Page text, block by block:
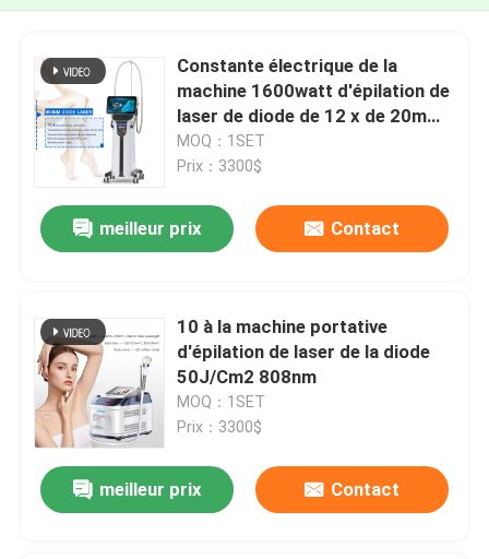
Constante électrique de la
machine 1600watt d'épilation de
laser de diode de 12 x de 20mm
20HZ 808nm
MOQ：1SET
Prix：3300$
meilleur prix Contact
10 à la machine portative
d'épilation de laser de la diode
50J/Cm2 808nm
MOQ：1SET
Prix：3300$
meilleur prix Contact